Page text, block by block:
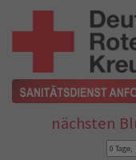
nächsten